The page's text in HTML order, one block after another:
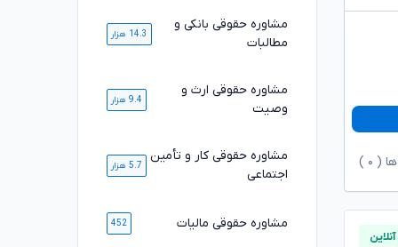
( ۰
مشاوره حقوقی بانکی و
مطالبات
14.3 هزار
مشاوره حقوقی ارث و
وصیت
9.4 هزار
مشاوره حقوقی کار و تأمین
اجتماعی
5.7 هزار
مشاوره حقوقی مالیات 452